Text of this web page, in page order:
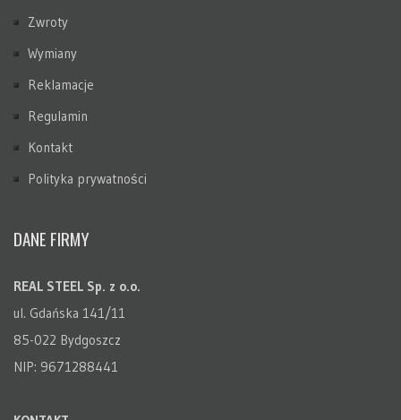
Zwroty
Wymiany
Reklamacje
Regulamin
Kontakt
Polityka prywatności
DANE FIRMY
REAL STEEL Sp. z o.o.
ul. Gdańska 141/11
85-022 Bydgoszcz
NIP: 9671288441